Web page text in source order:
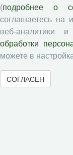
Журналы
Вопросы
(подробнее о
соглашаетесь на
веб-аналитики
обработки
можете в
СОГЛАСЕН